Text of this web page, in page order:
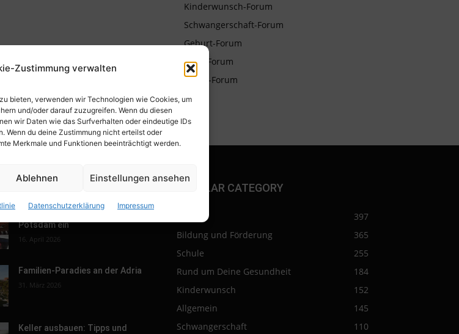
Zustimmung verwalten
bieten, verwenden wir Technologien wie Cookies, um
und/oder darauf zuzugreifen. Wenn du diesen
wir Daten wie das Surfverhalten oder eindeutige IDs
Wenn du deine Zustimmung nicht erteilst oder
Merkmale und Funktionen beeinträchtigt werden.
Ablehnen Einstellungen ansehen
Datenschutzerklärung Impressum
Kinderwunsch-Forum
Schwangerschaft-Forum
Geburt-Forum
Baby-Forum
Eltern-Forum
Tulpenfest läutet Frühling in
Potsdam ein
16. April 2026
Familien-Paradies an der Adria
31. März 2026
Keller ausbauen: Tipps und
POPULAR CATEGORY
397
Bildung und Förderung
365
Schule
255
Rund um Deine Gesundheit
184
Kinderwunsch
152
Allgemein
145
Schwangerschaft
110